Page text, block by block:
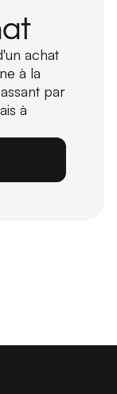
achat
à la
par
à